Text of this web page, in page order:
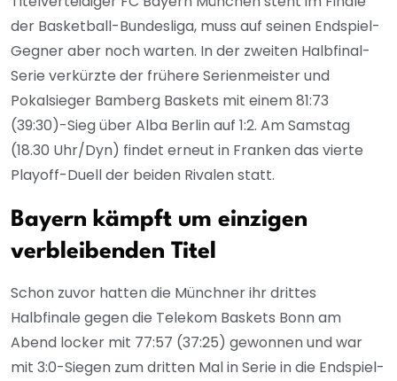
der Basketball-Bundesliga, muss auf seinen Endspiel-
Gegner aber noch warten. In der zweiten Halbfinal-
Serie verkürzte der frühere Serienmeister und
Pokalsieger Bamberg Baskets mit einem 81:73
(39:30)-Sieg über Alba Berlin auf 1:2. Am Samstag
(18.30 Uhr/Dyn) findet erneut in Franken das vierte
Playoff-Duell der beiden Rivalen statt.
Bayern kämpft um einzigen
verbleibenden Titel
Schon zuvor hatten die Münchner ihr drittes
Halbfinale gegen die Telekom Baskets Bonn am
Abend locker mit 77:57 (37:25) gewonnen und war
mit 3:0-Siegen zum dritten Mal in Serie in die Endspiel-